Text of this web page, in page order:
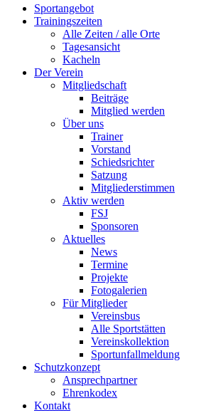
Sportangebot
Trainingszeiten
Alle Zeiten / alle Orte
Tagesansicht
Kacheln
Der Verein
Mitgliedschaft
Beiträge
Mitglied werden
Über uns
Trainer
Vorstand
Schiedsrichter
Satzung
Mitgliederstimmen
Aktiv werden
FSJ
Sponsoren
Aktuelles
News
Termine
Projekte
Fotogalerien
Für Mitglieder
Vereinsbus
Alle Sportstätten
Vereinskollektion
Sportunfallmeldung
Schutzkonzept
Ansprechpartner
Ehrenkodex
Kontakt